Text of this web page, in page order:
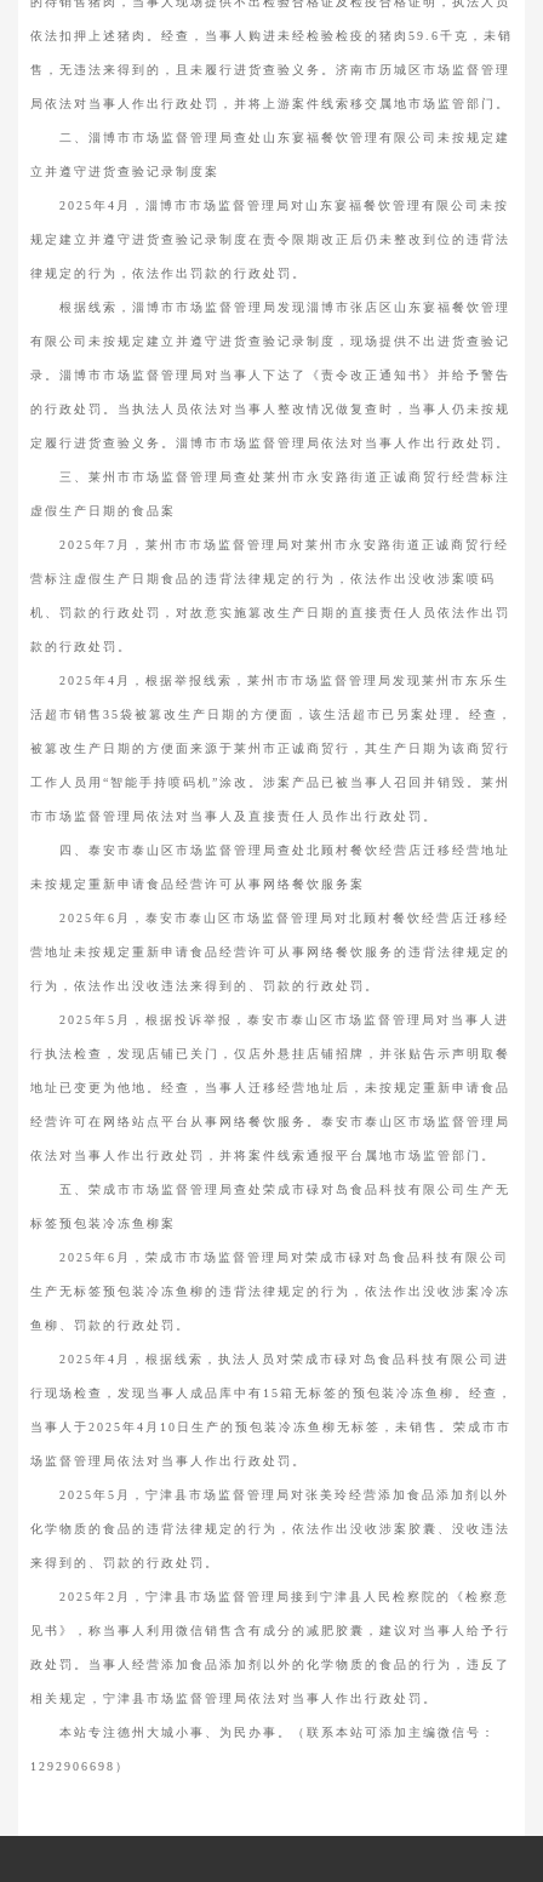
依法扣押上述猪肉。经查，当事人购进未经检验检疫的猪肉59.6千克，未销
售，无违法来得到的，且未履行进货查验义务。济南市历城区市场监督管理
局依法对当事人作出行政处罚，并将上游案件线索移交属地市场监管部门。
二、淄博市市场监督管理局查处山东宴福餐饮管理有限公司未按规定建
立并遵守进货查验记录制度案
2025年4月，淄博市市场监督管理局对山东宴福餐饮管理有限公司未按
规定建立并遵守进货查验记录制度在责令限期改正后仍未整改到位的违背法
律规定的行为，依法作出罚款的行政处罚。
根据线索，淄博市市场监督管理局发现淄博市张店区山东宴福餐饮管理
有限公司未按规定建立并遵守进货查验记录制度，现场提供不出进货查验记
录。淄博市市场监督管理局对当事人下达了《责令改正通知书》并给予警告
的行政处罚。当执法人员依法对当事人整改情况做复查时，当事人仍未按规
定履行进货查验义务。淄博市市场监督管理局依法对当事人作出行政处罚。
三、莱州市市场监督管理局查处莱州市永安路街道正诚商贸行经营标注
虚假生产日期的食品案
2025年7月，莱州市市场监督管理局对莱州市永安路街道正诚商贸行经
营标注虚假生产日期食品的违背法律规定的行为，依法作出没收涉案喷码
机、罚款的行政处罚，对故意实施篡改生产日期的直接责任人员依法作出罚
款的行政处罚。
2025年4月，根据举报线索，莱州市市场监督管理局发现莱州市东乐生
活超市销售35袋被篡改生产日期的方便面，该生活超市已另案处理。经查，
被篡改生产日期的方便面来源于莱州市正诚商贸行，其生产日期为该商贸行
工作人员用“智能手持喷码机”涂改。涉案产品已被当事人召回并销毁。莱州
市市场监督管理局依法对当事人及直接责任人员作出行政处罚。
四、泰安市泰山区市场监督管理局查处北顾村餐饮经营店迁移经营地址
未按规定重新申请食品经营许可从事网络餐饮服务案
2025年6月，泰安市泰山区市场监督管理局对北顾村餐饮经营店迁移经
营地址未按规定重新申请食品经营许可从事网络餐饮服务的违背法律规定的
行为，依法作出没收违法来得到的、罚款的行政处罚。
2025年5月，根据投诉举报，泰安市泰山区市场监督管理局对当事人进
行执法检查，发现店铺已关门，仅店外悬挂店铺招牌，并张贴告示声明取餐
地址已变更为他地。经查，当事人迁移经营地址后，未按规定重新申请食品
经营许可在网络站点平台从事网络餐饮服务。泰安市泰山区市场监督管理局
依法对当事人作出行政处罚，并将案件线索通报平台属地市场监管部门。
五、荣成市市场监督管理局查处荣成市碌对岛食品科技有限公司生产无
标签预包装冷冻鱼柳案
2025年6月，荣成市市场监督管理局对荣成市碌对岛食品科技有限公司
生产无标签预包装冷冻鱼柳的违背法律规定的行为，依法作出没收涉案冷冻
鱼柳、罚款的行政处罚。
2025年4月，根据线索，执法人员对荣成市碌对岛食品科技有限公司进
行现场检查，发现当事人成品库中有15箱无标签的预包装冷冻鱼柳。经查，
当事人于2025年4月10日生产的预包装冷冻鱼柳无标签，未销售。荣成市市
场监督管理局依法对当事人作出行政处罚。
2025年5月，宁津县市场监督管理局对张美玲经营添加食品添加剂以外
化学物质的食品的违背法律规定的行为，依法作出没收涉案胶囊、没收违法
来得到的、罚款的行政处罚。
2025年2月，宁津县市场监督管理局接到宁津县人民检察院的《检察意
见书》，称当事人利用微信销售含有成分的减肥胶囊，建议对当事人给予行
政处罚。当事人经营添加食品添加剂以外的化学物质的食品的行为，违反了
相关规定，宁津县市场监督管理局依法对当事人作出行政处罚。
本站专注德州大城小事、为民办事。（联系本站可添加主编微信号：
1292906698）